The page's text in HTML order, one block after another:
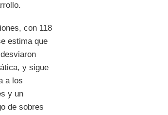
con 118
estima que
y sigue
a los
y un
de sobres